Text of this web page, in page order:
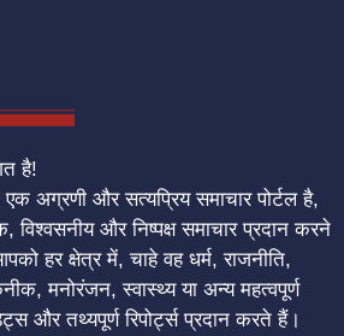
है!
अग्रणी और सत्यप्रिय समाचार पोर्टल है,
और निष्पक्ष समाचार प्रदान करने
हर क्षेत्र में, चाहे वह धर्म, राजनीति,
मनोरंजन, स्वास्थ्य या अन्य महत्वपूर्ण
और तथ्यपूर्ण रिपोर्ट्स प्रदान करते हैं।